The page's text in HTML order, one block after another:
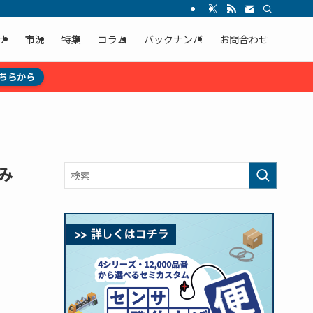
市況 特集 コラム バックナンバ お問合わせ
らから